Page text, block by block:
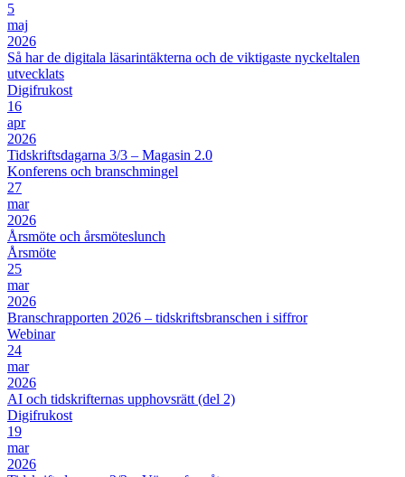
5
maj
2026
Så har de digitala läsarintäkterna och de viktigaste nyckeltalen
utvecklats
Digifrukost
16
apr
2026
Tidskriftsdagarna 3/3 – Magasin 2.0
Konferens och branschmingel
27
mar
2026
Årsmöte och årsmöteslunch
Årsmöte
25
mar
2026
Branschrapporten 2026 – tidskriftsbranschen i siffror
Webinar
24
mar
2026
AI och tidskrifternas upphovsrätt (del 2)
Digifrukost
19
mar
2026